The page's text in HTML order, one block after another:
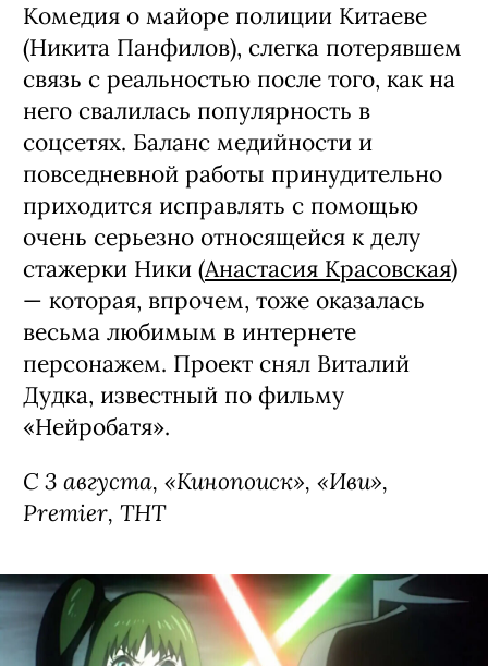
Комедия о майоре полиции Китаеве
(Никита Панфилов), слегка потерявшем
связь с реальностью после того, как на
него свалилась популярность в
соцсетях. Баланс медийности и
повседневной работы принудительно
приходится исправлять с помощью
очень серьезно относящейся к делу
стажерки Ники (Анастасия Красовская)
— которая, впрочем, тоже оказалась
весьма любимым в интернете
персонажем. Проект снял Виталий
Дудка, известный по фильму
«Нейробатя».
С 3 августа, «Кинопоиск», «Иви»,
Premier, ТНТ